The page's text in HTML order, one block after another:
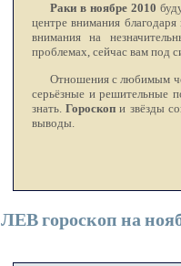
Раки в ноябре 2010
центре внимания
внимания на
проблемах, сейчас вам под
Отношения с любимым
серьёзные и решительные
знать.Гороскоп и звёзды
выводы.
ЛЕВ гороскоп на